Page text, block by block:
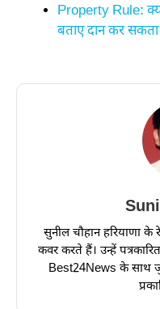
Property Rule:
बताए दान कर
सुनील चौहान हरियाणा के
कवर करते हैं। उन्हें
Best24News के साथ